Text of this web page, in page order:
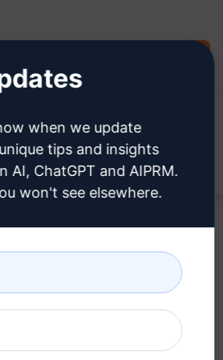
gratuitamente
artificiale / Copywriting
Articolo Scritto da Umano
per SEO
when we update
tips and insights
AI, ChatGPT and AIPRM.
won't see elsewhere.